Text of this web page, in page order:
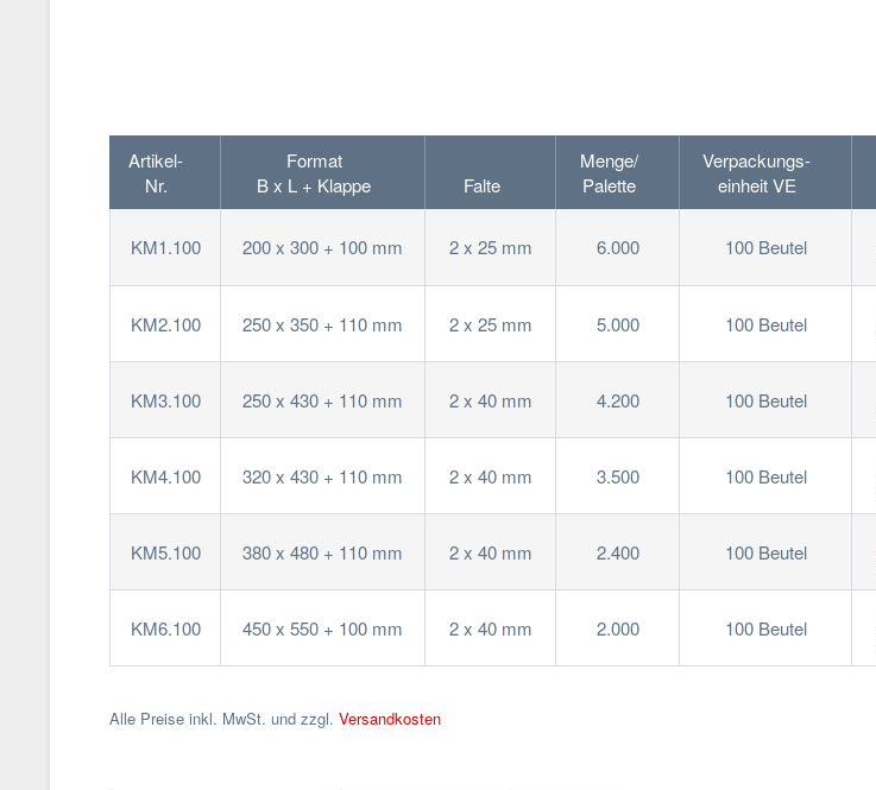
Artikel-
Nr.
Format
B x L + Klappe
Falte
Menge/
Palette
Verpackungs-
einheit VE
KM1.100 200 x 300 + 100 mm 2 x 25 mm 6.000 100 Beutel
KM2.100 250 x 350 + 110 mm 2 x 25 mm 5.000 100 Beutel
KM3.100 250 x 430 + 110 mm 2 x 40 mm 4.200 100 Beutel
KM4.100 320 x 430 + 110 mm 2 x 40 mm 3.500 100 Beutel
KM5.100 380 x 480 + 110 mm 2 x 40 mm 2.400 100 Beutel
KM6.100 450 x 550 + 100 mm 2 x 40 mm 2.000 100 Beutel
Alle Preise inkl. MwSt. und zzgl. Versandkosten